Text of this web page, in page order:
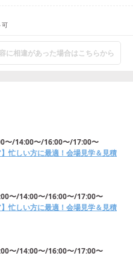
可
に相違があった場合はこちらから
〜/14:00〜/16:00〜/17:00〜
】忙しい方に最適！会場見学＆見積
〜/14:00〜/16:00〜/17:00〜
】忙しい方に最適！会場見学＆見積
〜/14:00〜/16:00〜/17:00〜